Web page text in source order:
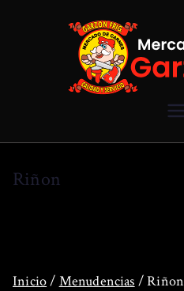
Riñon
Inicio/ Menudencias / Riñon